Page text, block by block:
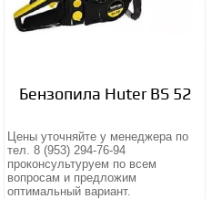
Бензопила Huter BS 52
Цены уточняйте у менеджера по
тел. 8 (953) 294-76-94
проконсультуруем по всем
вопросам и предложим
оптимальный вариант.